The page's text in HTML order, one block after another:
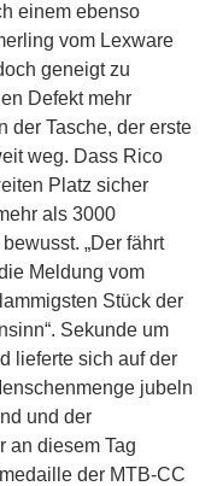
einem ebenso
vom Lexware
geneigt zu
Defekt mehr
der Tasche, der erste
weg. Dass Rico
Platz sicher
als 3000
„Der fährt
Meldung vom
Stück der
Sekunde um
lieferte sich auf der
jubeln
und der
an diesem Tag
der MTB-CC